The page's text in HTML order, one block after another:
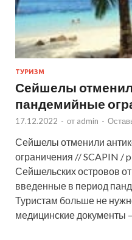
ТУРИЗМ
Сейшелы
пандемийные
17.12.2022 - от admin -
Сейшелы отменили
ограничения // SCAPIN /
Сейшельских островов
введенные в период
Туристам больше не
медицинские документы